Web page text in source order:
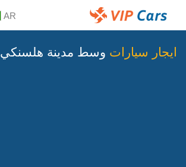
AR
ايجار سيارات وسط مدينة هلسنكي